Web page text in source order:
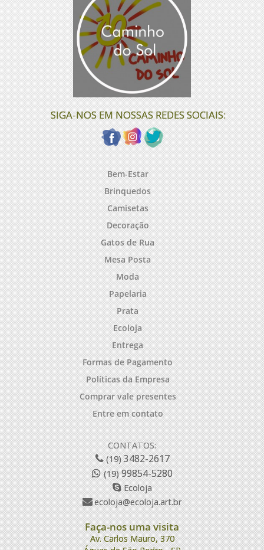
SIGA-NOS EM NOSSAS REDES SOCIAIS:
Bem-Estar
Brinquedos
Camisetas
Decoração
Gatos de Rua
Mesa Posta
Moda
Papelaria
Prata
Ecoloja
Entrega
Formas de Pagamento
Políticas da Empresa
Comprar vale presentes
Entre em contato
CONTATOS:
(19)3482-2617
(19)99854-5280
Ecoloja
ecoloja@ecoloja.art.br
Faça-nos uma visita
Av. Carlos Mauro, 370